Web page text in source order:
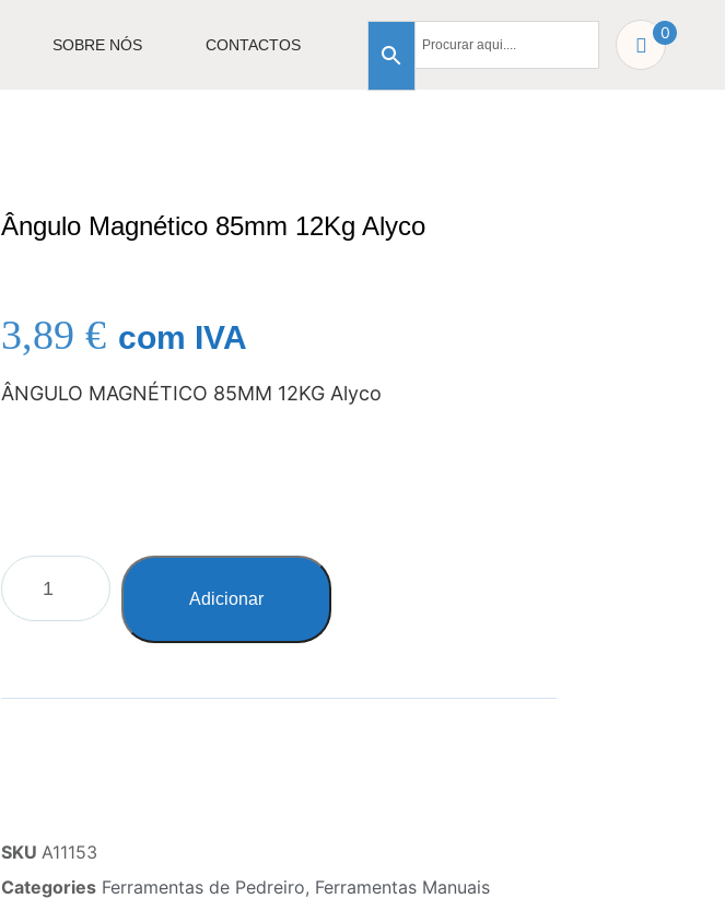
SOBRE NÓS CONTACTOS
0
Ângulo Magnético 85mm 12Kg Alyco
3,89 € com IVA
ÂNGULO MAGNÉTICO 85MM 12KG Alyco
Adicionar
SKU A11153
Categories Ferramentas de Pedreiro, Ferramentas Manuais